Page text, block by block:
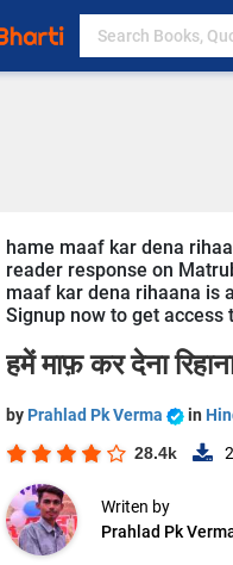
hame maaf kar dena
reader response on
maaf kar dena rihaana is
Signup now to get access
हमें माफ़ कर देना
by Prahlad Pk Verma in
28.4k
Writen by
Prahlad Pk